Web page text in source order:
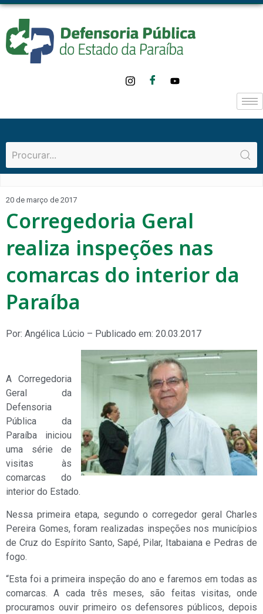
20 de março de 2017
Corregedoria Geral
realiza inspeções nas
comarcas do interior da
Paraíba
Por: Angélica Lúcio – Publicado em: 20.03.2017
A Corregedoria
Geral da
Defensoria
Pública da
Paraíba iniciou
uma série de
visitas às
comarcas do
interior do Estado.
Nessa primeira etapa, segundo o corregedor geral Charles
Pereira Gomes, foram realizadas inspeções nos municípios
de Cruz do Espírito Santo, Sapé, Pilar, Itabaiana e Pedras de
fogo.
“Esta foi a primeira inspeção do ano e faremos em todas as
comarcas. A cada três meses, são feitas visitas, onde
procuramos ouvir primeiro os defensores públicos, depois